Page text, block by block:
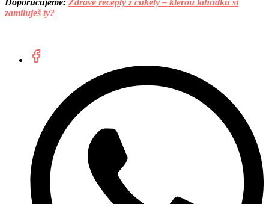
Doporučujeme: Zdravé recepty z cukety – kterou lahůdku si
zamiluješ ty?